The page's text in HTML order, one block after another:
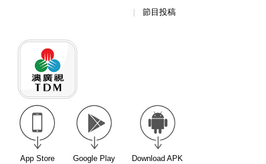
節目投稿
App Store Google Play Download APK